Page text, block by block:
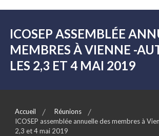
ICOSEP ASSEMBLÉE
MEMBRES À VIENNE -
LES 2,3 ET 4 MAI 2019
Accueil
Réunions
ICOSEP assemblée annuelle des membres à
2,3 et 4 mai 2019